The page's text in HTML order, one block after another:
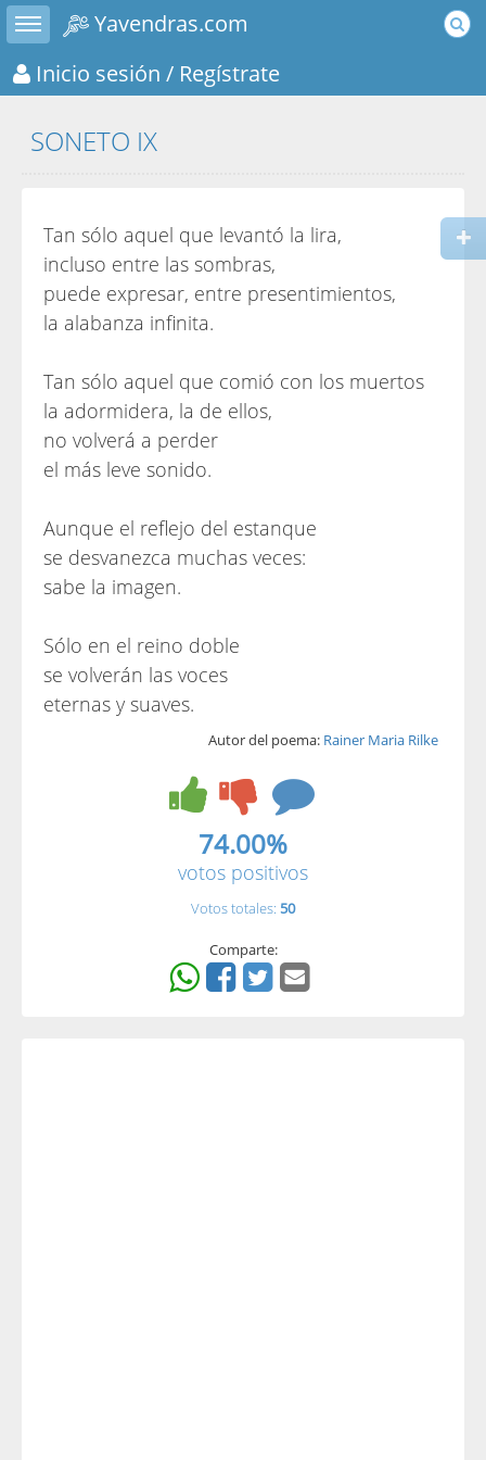
Toggle sidebar
Yavendras.com
Inicio sesión / Regístrate
SONETO IX
Tan sólo aquel que levantó la lira,
incluso entre las sombras,
puede expresar, entre presentimientos,
la alabanza infinita.
Tan sólo aquel que comió con los muertos
la adormidera, la de ellos,
no volverá a perder
el más leve sonido.
Aunque el reflejo del estanque
se desvanezca muchas veces:
sabe la imagen.
Sólo en el reino doble
se volverán las voces
eternas y suaves.
Autor del poema: Rainer Maria Rilke
74.00%
votos positivos
Votos totales: 50
Comparte: